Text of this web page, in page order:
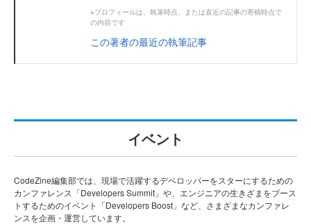
※プロフィールは、執筆時点、または直近の記事の寄稿時点で
の内容です
この著者の最近の執筆記事
イベント
CodeZine編集部では、現場で活躍するデベロッパーをスターにするための
カンファレンス「Developers Summit」や、エンジニアの生きざまをブース
トするためのイベント「Developers Boost」など、さまざまなカンファレ
ンスを企画・運営しています。